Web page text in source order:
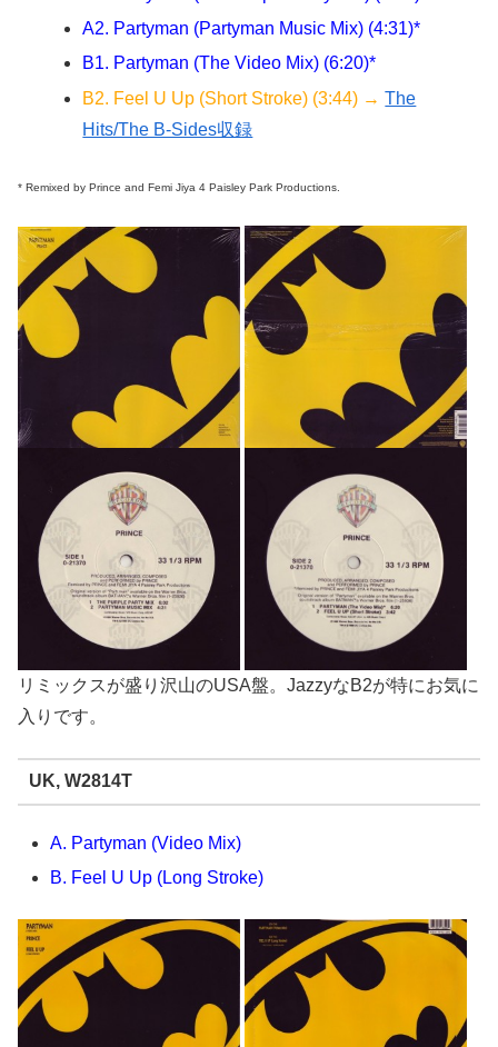
A2. Partyman (Partyman Music Mix) (4:31)*
B1. Partyman (The Video Mix) (6:20)*
B2. Feel U Up (Short Stroke) (3:44) →The
Hits/The B-Sides収録
* Remixed by Prince and Femi Jiya 4 Paisley Park Productions.
リミックスが盛り沢山のUSA盤。JazzyなB2が特にお気に
入りです。
UK, W2814T
A. Partyman (Video Mix)
B. Feel U Up (Long Stroke)